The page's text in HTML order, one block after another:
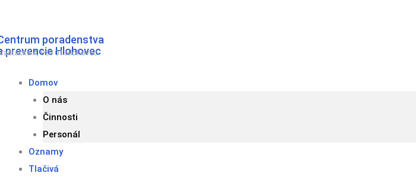
obsah
poradenstva
prevencie Hlohovec
4, 920 01 Hlohovec
Domov
O nás
Činnosti
Personál
Oznamy
Tlačivá